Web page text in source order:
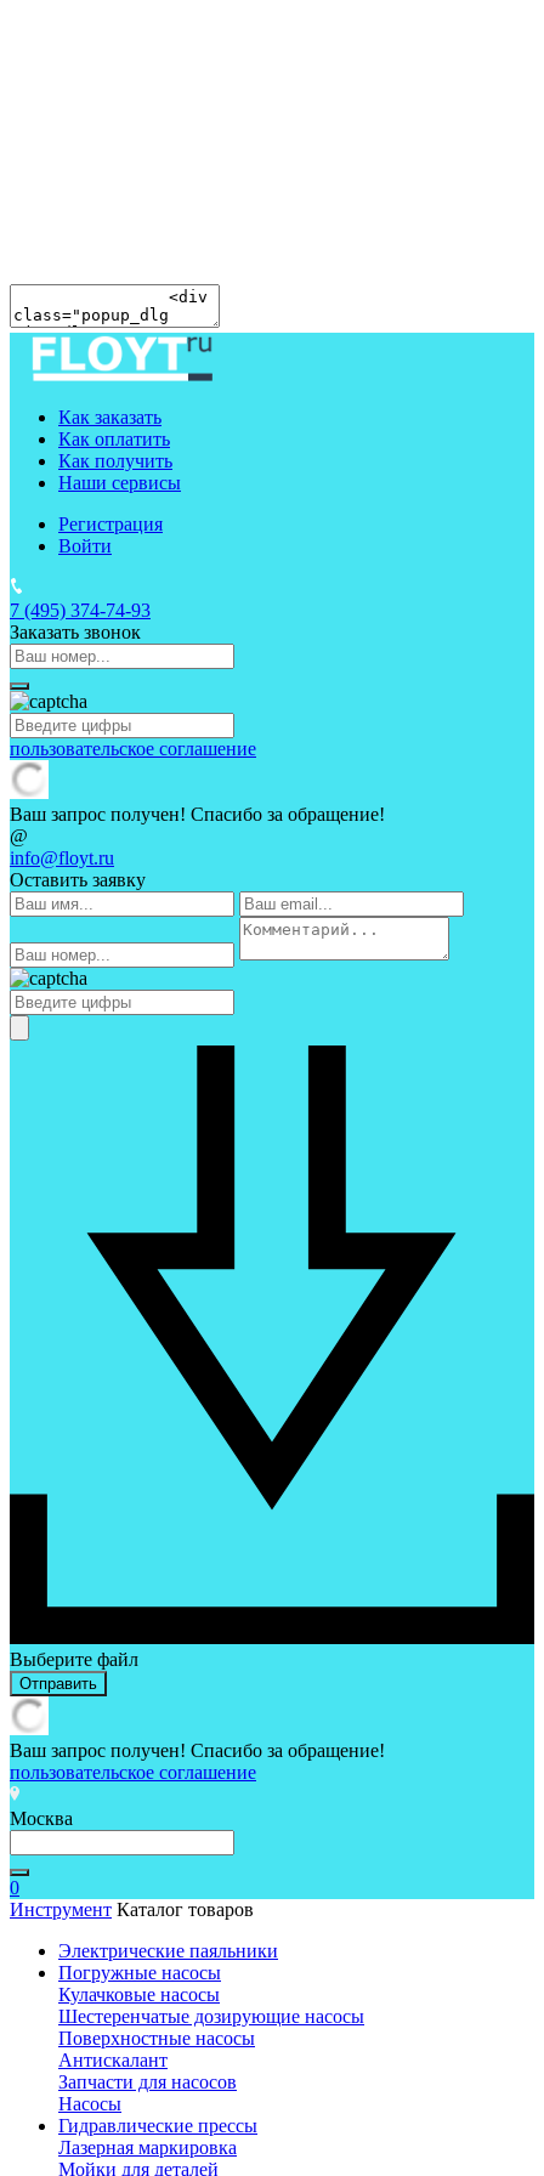
Как заказать
Как оплатить
Как получить
Наши сервисы
Регистрация
Войти
7 (495) 374-74-93
Заказать звонок
пользовательское соглашение
Ваш запрос получен! Спасибо за обращение!
@
info@floyt.ru
Оставить заявку
Выберите файл
Отправить
Ваш запрос получен! Спасибо за обращение!
пользовательское соглашение
Москва
0
Инструмент Каталог товаров
Электрические паяльники
Погружные насосы
Кулачковые насосы
Шестеренчатые дозирующие насосы
Поверхностные насосы
Антискалант
Запчасти для насосов
Насосы
Гидравлические прессы
Лазерная маркировка
Мойки для деталей